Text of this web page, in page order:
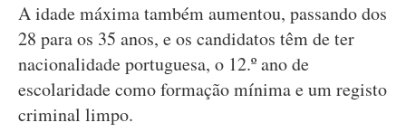
A idade máxima também aumentou, passando dos
28 para os 35 anos, e os candidatos têm de ter
nacionalidade portuguesa, o 12.º ano de
escolaridade como formação mínima e um registo
criminal limpo.